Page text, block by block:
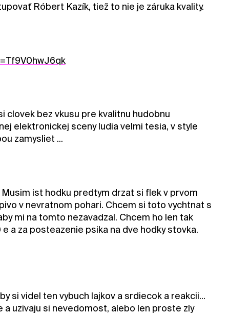
Róbert Kazík, tiež to nie je záruka kvality.
clovek bez vkusu pre kvalitnu hudobnu
elektronickej sceny ludia velmi tesia, v style
zamysliet ...
ist hodku predtym drzat si flek v prvom
v nevratnom pohari. Chcem si toto vychtnat s
mi na tomto nezavadzal. Chcem ho len tak
a za posteazenie psika na dve hodky stovka.
si videl ten vybuch lajkov a srdiecok a reakcii...
uzivaju si nevedomost, alebo len proste zly